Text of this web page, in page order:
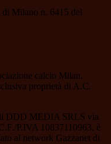
di Milano n. 6415 del
calcio Milan.
proprietà di A.C.
DDD MEDIA SRLS via
P.IVA 10837110963, è
al network Gazzanet di